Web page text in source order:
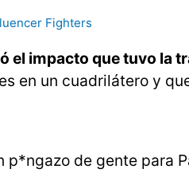
Fighters
el impacto que tuvo la
en un cuadrilátero y
p*ngazo de gente para